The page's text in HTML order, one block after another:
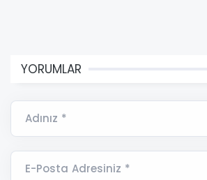
YORUMLAR
Adınız *
E-Posta Adresiniz *